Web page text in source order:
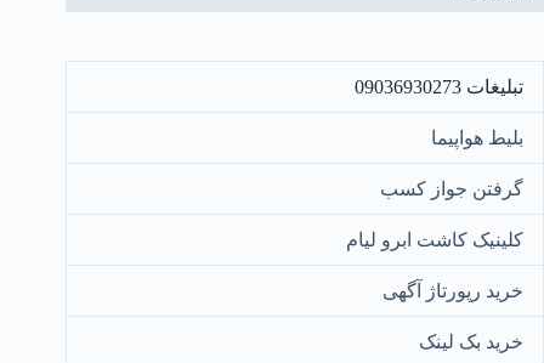
تبلیغات 09036930273
بلیط هواپیما
گرفتن جواز کسب
کلینیک کاشت ابرو لیام
خرید رپورتاژ آگهی
خرید بک لینک